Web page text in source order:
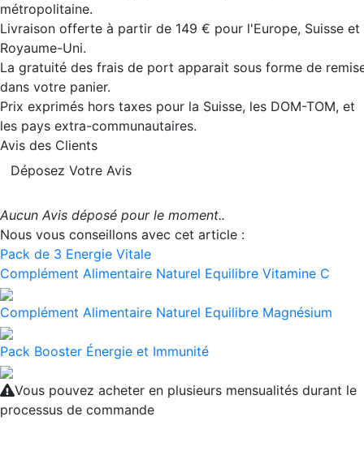
métropolitaine.
Livraison offerte à partir de 149 € pour l'Europe, Suisse et
Royaume-Uni.
La gratuité des frais de port apparait sous forme de
dans votre panier.
Prix exprimés hors taxes pour la Suisse, les DOM-TOM, et
les pays extra-communautaires.
Avis des Clients
Déposez Votre Avis
Aucun Avis déposé pour le moment..
Nous vous conseillons avec cet article :
Pack de 3 Energie Vitale
Complément Alimentaire Naturel Equilibre Vitamine C
Complément Alimentaire Naturel Equilibre Magnésium
Pack Booster Énergie et Immunité
Vous pouvez acheter en plusieurs mensualités durant le
processus de commande